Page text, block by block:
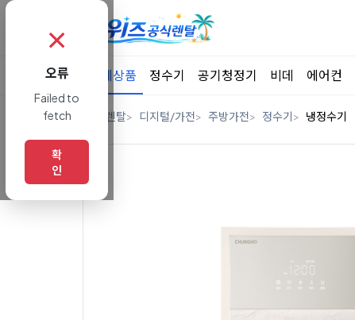
전체상품 정수기 공기청정기 비데 에어컨
렌탈 디지털/가전 주방가전 정수기 냉정수기
✗
오류
Failed to
fetch
확
인